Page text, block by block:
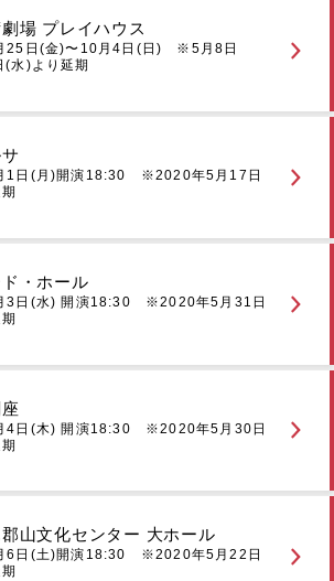
場 プレイハウス
25日(金)〜10月4日(日) ※5月8日
水)より延期
1日(月)開演18:30 ※2020年5月17日
・ホール
3日(水) 開演18:30 ※2020年5月31日
4日(木) 開演18:30 ※2020年5月30日
山文化センター 大ホール
6日(土)開演18:30 ※2020年5月22日